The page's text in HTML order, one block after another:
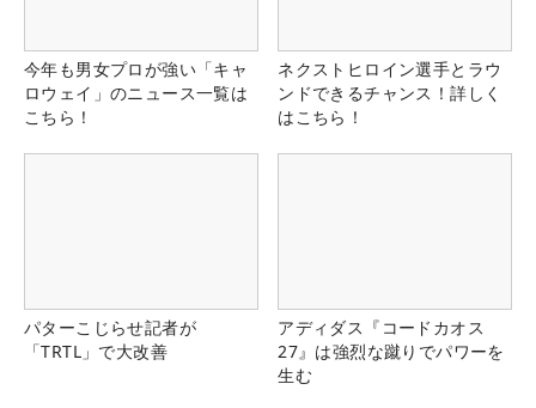
今年も男女プロが強い「キャ
ロウェイ」のニュース一覧は
こちら！
ネクストヒロイン選手とラウ
ンドできるチャンス！詳しく
はこちら！
パターこじらせ記者が
「TRTL」で大改善
アディダス『コードカオス
27』は強烈な蹴りでパワーを
生む